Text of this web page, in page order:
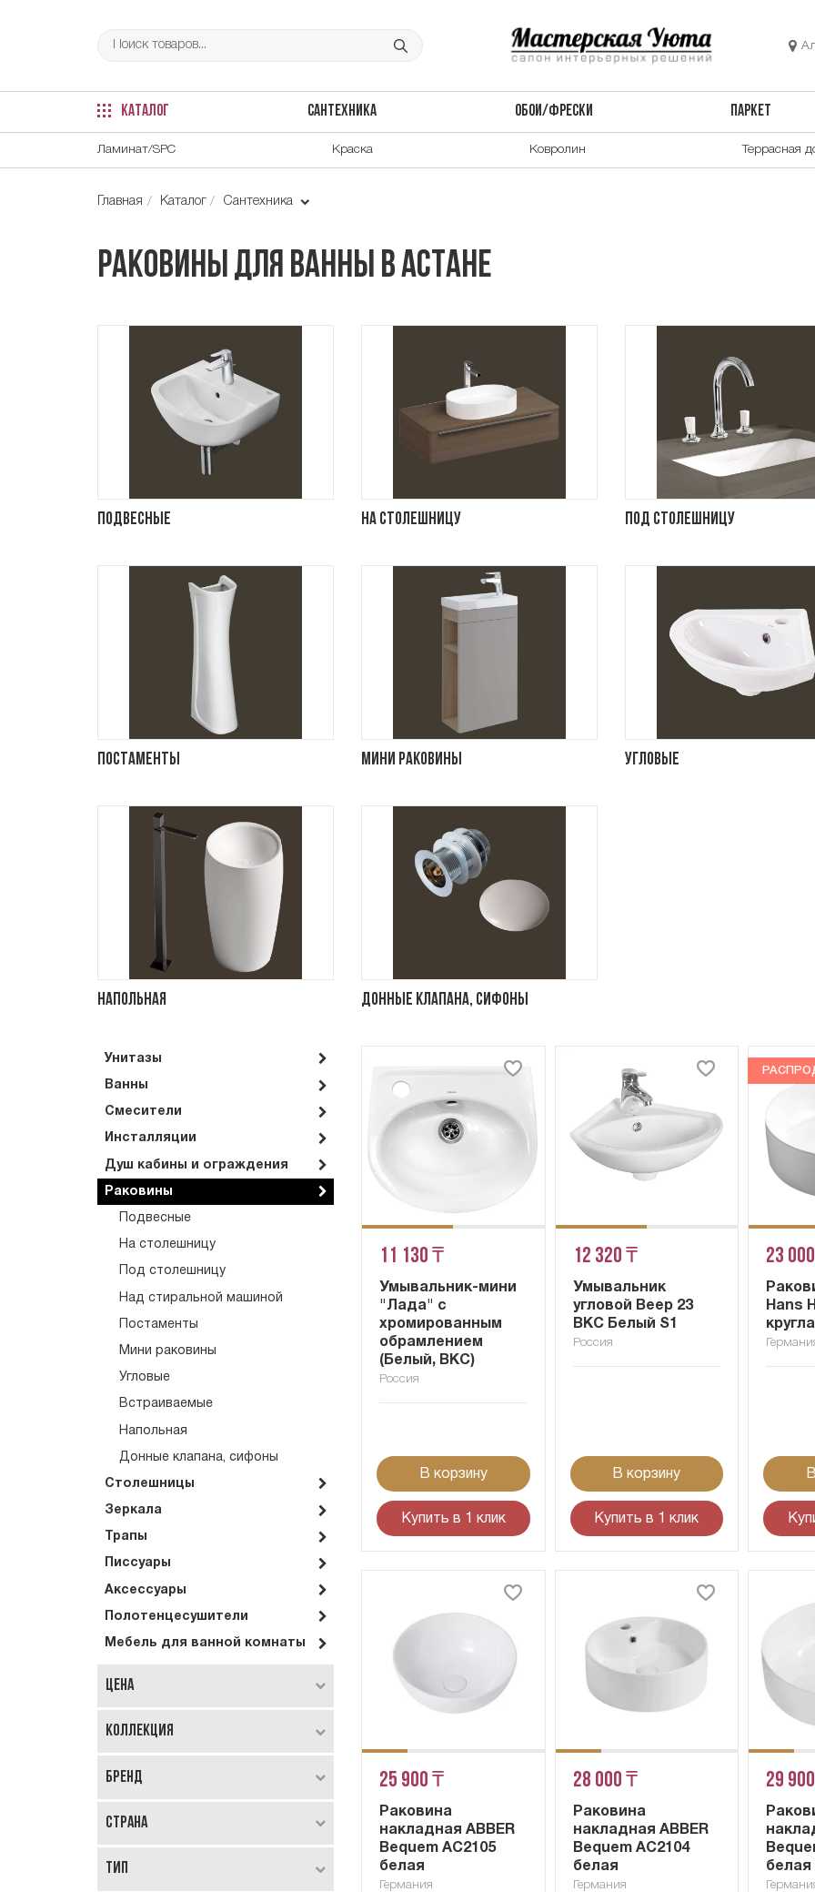
КАТАЛОГ САНТЕХНИКА ОБОИ/ФРЕСКИ ПАРКЕТ
Ламинат/SPC Краска Ковролин Террасная
Главная Каталог Сантехника
Раковины для ванны в Астане
Подвесные На столешницу Под столешницу
Постаменты Мини раковины Угловые
Напольная Донные клапана, сифоны
Унитазы
Ванны
Смесители
Инсталляции
Душ кабины и ограждения
Раковины
Подвесные
На столешницу
Под столешницу
Над стиральной машиной
Постаменты
Мини раковины
Угловые
Встраиваемые
Напольная
Донные клапана, сифоны
Столешницы
Зеркала
Трапы
Писсуары
Аксессуары
Полотенцесушители
Мебель для ванной комнаты
Цена
Коллекция
Бренд
Страна
Тип
11 130 ₸
Умывальник-мини
"Лада" с
хромированным
обрамлением
(Белый, ВКС)
Россия
В корзину
Купить в 1 клик
12 320 ₸
Умывальник
угловой Веер 23
ВКС Белый S1
Россия
В корзину
Купить в 1 клик
23
Hans
25 900 ₸
Раковина
накладная ABBER
Bequem AC2105
белая
Германия
28 000 ₸
Раковина
накладная ABBER
Bequem AC2104
белая
Германия
29
белая